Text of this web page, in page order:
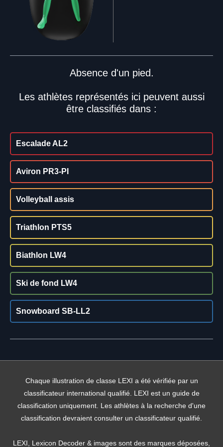
Absence d'un pied.
Les athlètes représentés ici peuvent aussi
être classifiés dans :
Escalade AL2
Aviron PR3-PI
Volleyball assis
Triathlon PTS5
Biathlon LW4
Ski de fond LW4
Snowboard SB-LL2
Chaque illustration de classe LEXI a été vérifiée par un
classificateur international qualifié. LEXI est un guide de
classification uniquement. Les athlètes à la recherche d'une
classification devraient consulter un classificateur qualifié.
LEXI, Lexicon Decoder & images sont des marques déposées,